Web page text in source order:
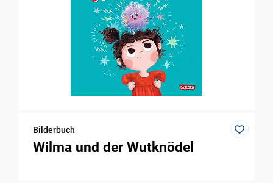
Bilderbuch
Wilma und der Wutknödel